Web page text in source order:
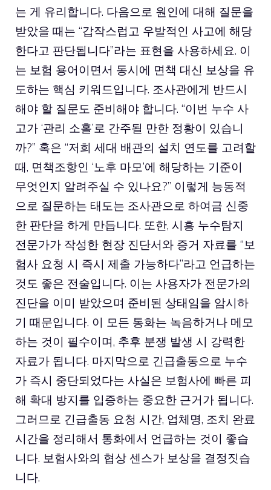
는 게 유리합니다. 다음으로 원인에 대해 질문을
받았을 때는 “갑작스럽고 우발적인 사고에 해당
한다고 판단됩니다”라는 표현을 사용하세요. 이
는 보험 용어이면서 동시에 면책 대신 보상을 유
도하는 핵심 키워드입니다. 조사관에게 반드시
해야 할 질문도 준비해야 합니다. “이번 누수 사
고가 ‘관리 소홀’로 간주될 만한 정황이 있습니
까?” 혹은 “저희 세대 배관의 설치 연도를 고려할
때, 면책조항인 ‘노후 마모’에 해당하는 기준이
무엇인지 알려주실 수 있나요?” 이렇게 능동적
으로 질문하는 태도는 조사관으로 하여금 신중
한 판단을 하게 만듭니다. 또한, 시흥 누수탐지
전문가가 작성한 현장 진단서와 증거 자료를 “보
험사 요청 시 즉시 제출 가능하다”라고 언급하는
것도 좋은 전술입니다. 이는 사용자가 전문가의
진단을 이미 받았으며 준비된 상태임을 암시하
기 때문입니다. 이 모든 통화는 녹음하거나 메모
하는 것이 필수이며, 추후 분쟁 발생 시 강력한
자료가 됩니다. 마지막으로 긴급출동으로 누수
가 즉시 중단되었다는 사실은 보험사에 빠른 피
해 확대 방지를 입증하는 중요한 근거가 됩니다.
그러므로 긴급출동 요청 시간, 업체명, 조치 완료
시간을 정리해서 통화에서 언급하는 것이 좋습
니다. 보험사와의 협상 센스가 보상을 결정짓습
니다.